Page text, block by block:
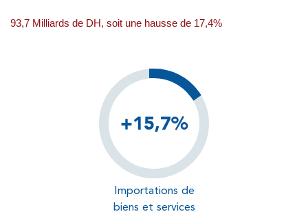
93,7 Milliards de DH, soit une hausse de 17,4%
+15,7%
Importations de
biens et services